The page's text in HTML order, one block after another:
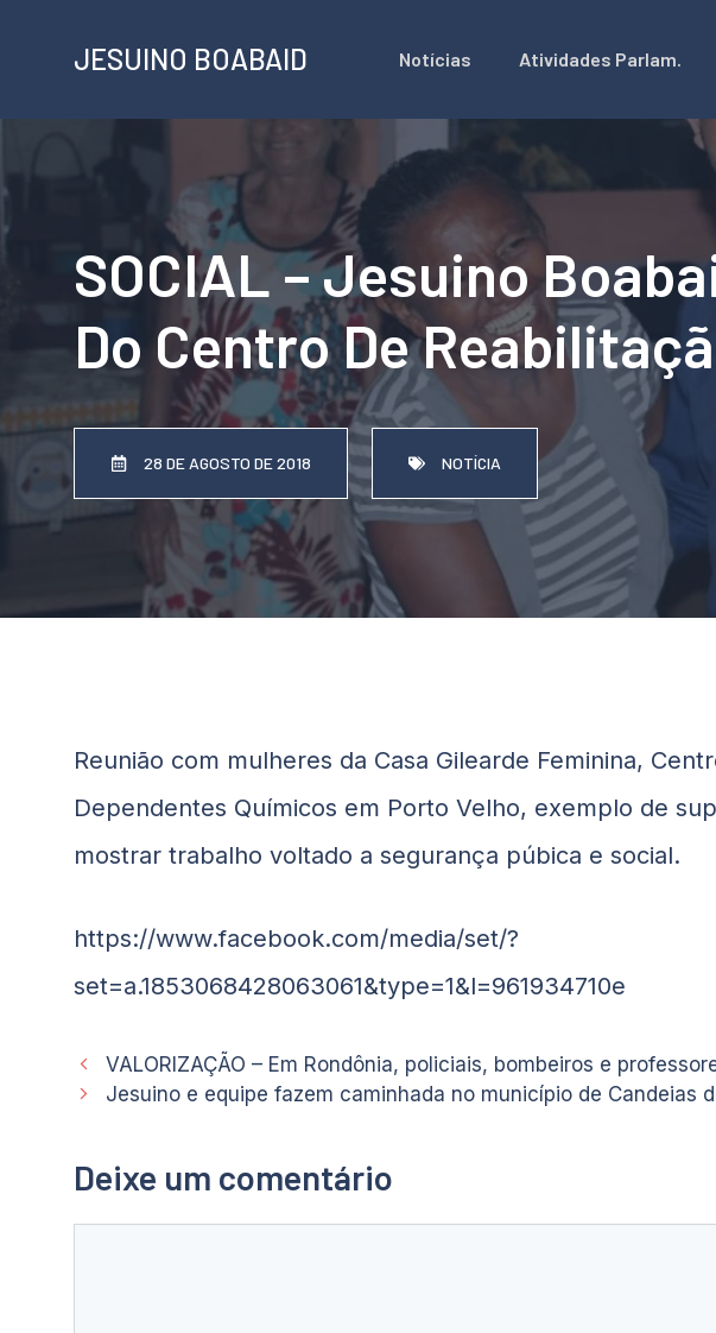
o
JESUINO BOABAID Notícias Atividades Parlam.
SOCIAL – Jesuino
Do Centro De
28 DE AGOSTO DE 2018 NOTÍCIA
Reunião com mulheres da Casa Gilearde Feminina,
Dependentes Químicos em Porto Velho, exemplo de
mostrar trabalho voltado a segurança púbica e social.
https://www.facebook.com/media/set/?
set=a.1853068428063061&type=1&l=961934710e
VALORIZAÇÃO – Em Rondônia, policiais, bombeiros e
Jesuino e equipe fazem caminhada no município de Candeias
Deixe um comentário